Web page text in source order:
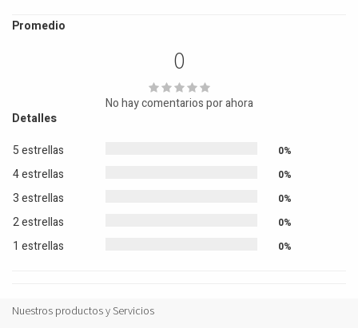
Promedio
0
No hay comentarios por ahora
Detalles
5 estrellas
0%
4 estrellas 0%
3 estrellas 0%
2 estrellas 0%
1 estrellas 0%
Nuestros productos y Servicios